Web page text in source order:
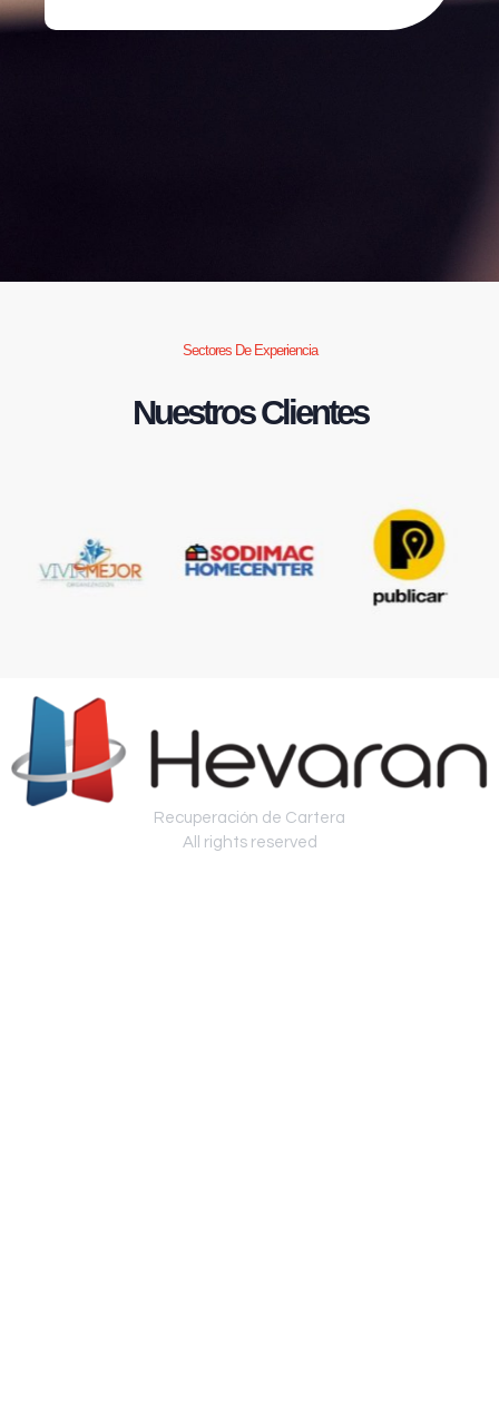
Sectores De Experiencia
Nuestros Clientes
Recuperación de Cartera
All rights reserved